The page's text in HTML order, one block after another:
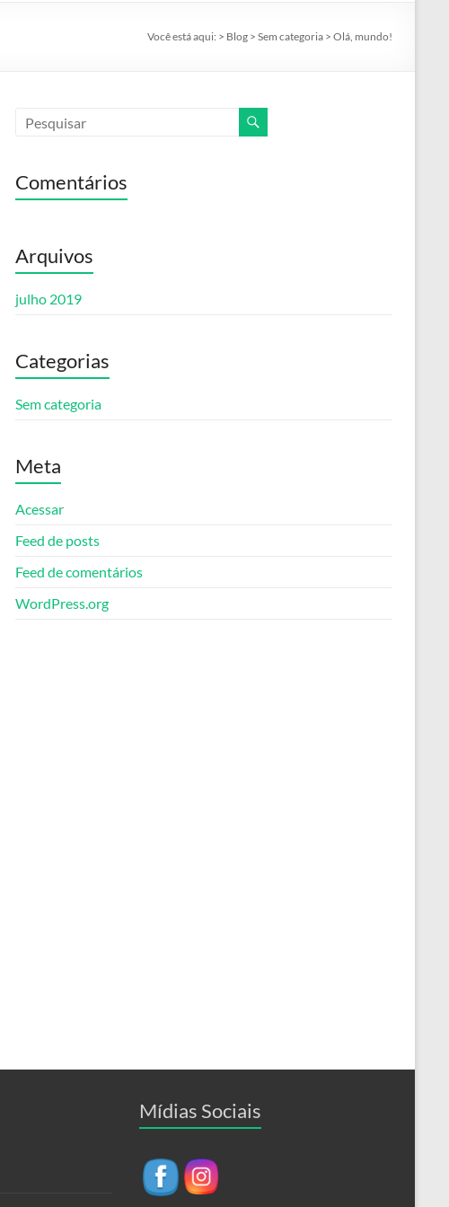
Você está aqui: > Blog > Sem categoria > Olá, mundo!
Comentários
Arquivos
julho 2019
Categorias
Sem categoria
Meta
Acessar
Feed de posts
Feed de comentários
WordPress.org
Mídias Sociais